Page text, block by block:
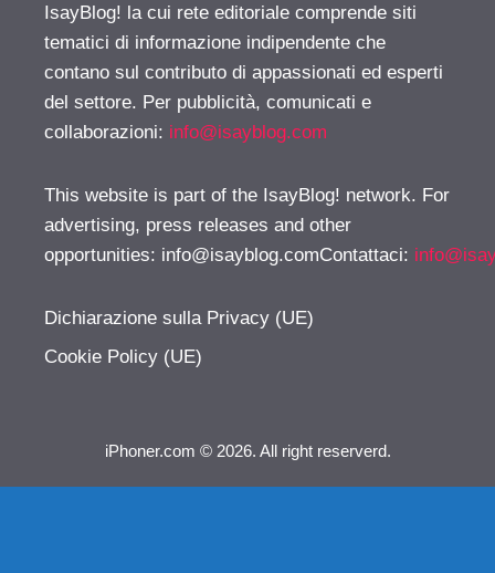
IsayBlog! la cui rete editoriale comprende siti
tematici di informazione indipendente che
contano sul contributo di appassionati ed esperti
del settore. Per pubblicità, comunicati e
collaborazioni: info@isayblog.com
This website is part of the IsayBlog! network. For
advertising, press releases and other
opportunities: info@isayblog.comContattaci:
Dichiarazione sulla Privacy (UE)
Cookie Policy (UE)
iPhoner.com © 2026. All right reserverd.